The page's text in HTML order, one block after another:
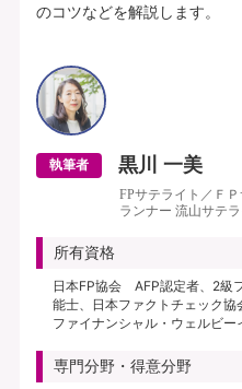
のコツなどを解説します。
執筆者 黒川 一美
FPサテライト／Ｆ
ランナー 流山サテ
所有資格
日本FP協会 AFP認定者、2級
能士、日本ファクトチェック
ファイナンシャル・ウェルビ
専門分野・得意分野